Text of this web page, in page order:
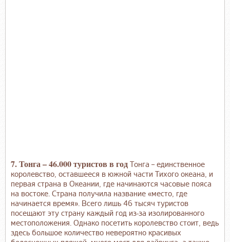
7. Тонга – 46.000 туристов в год Тонга – единственное
королевство, оставшееся в южной части Тихого океана, и
первая страна в Океании, где начинаются часовые пояса
на востоке. Страна получила название «место, где
начинается время». Всего лишь 46 тысяч туристов
посещают эту страну каждый год из-за изолированного
местоположения. Однако посетить королевство стоит, ведь
здесь большое количество невероятно красивых